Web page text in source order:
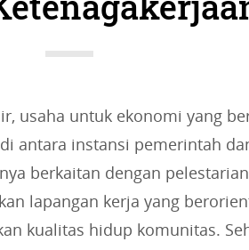
s
usaha untuk ekonomi yang
antara instansi pemerintah
berkaitan dengan
lapangan kerja yang
kualitas hidup komunitas.